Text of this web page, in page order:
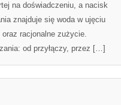
na doświadczeniu, a nacisk
znajduje się woda w ujęciu
racjonalne zużycie.
od przyłączy, przez […]